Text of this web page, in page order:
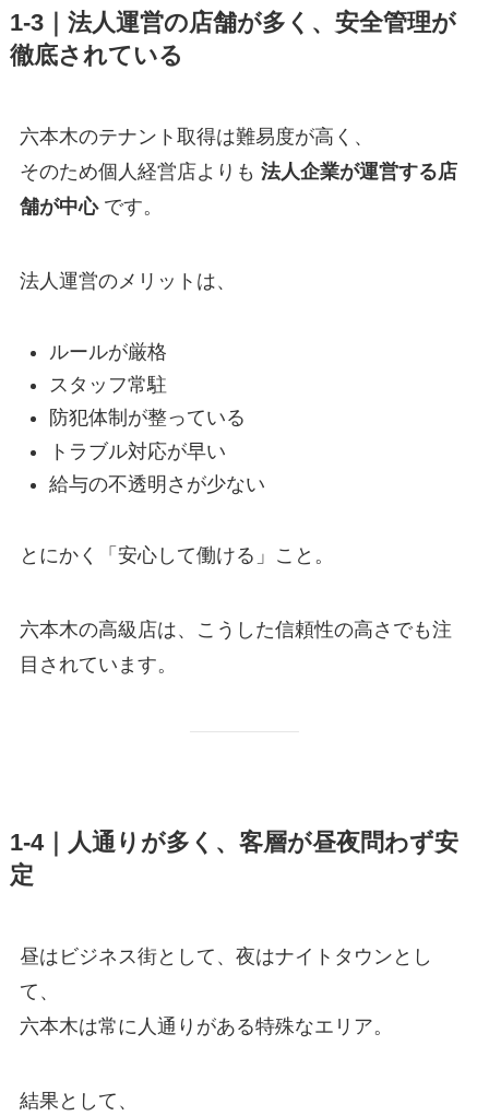
1-3｜法人運営の店舗が多く、安全管理が
徹底されている
六本木のテナント取得は難易度が高く、
そのため個人経営店よりも 法人企業が運営する店
舗が中心です。
法人運営のメリットは、
ルールが厳格
スタッフ常駐
防犯体制が整っている
トラブル対応が早い
給与の不透明さが少ない
とにかく「安心して働ける」こと。
六本木の高級店は、こうした信頼性の高さでも注
目されています。
1-4｜人通りが多く、客層が昼夜問わず安
定
昼はビジネス街として、夜はナイトタウンとし
て、
六本木は常に人通りがある特殊なエリア。
結果として、